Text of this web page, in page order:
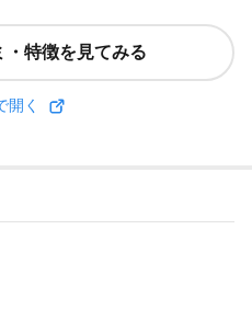
・特徴を見てみる
開く